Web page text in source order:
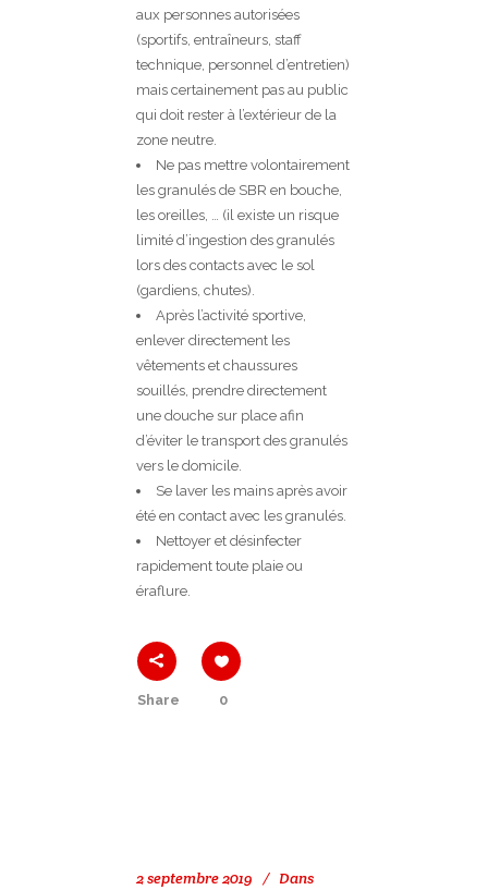
aux personnes autorisées
(sportifs, entraîneurs, staff
technique, personnel d’entretien)
mais certainement pas au public
qui doit rester à l’extérieur de la
zone neutre.
Ne pas mettre volontairement
les granulés de SBR en bouche,
les oreilles, … (il existe un risque
limité d’ingestion des granulés
lors des contacts avec le sol
(gardiens, chutes).
Après l’activité sportive,
enlever directement les
vêtements et chaussures
souillés, prendre directement
une douche sur place afin
d’éviter le transport des granulés
vers le domicile.
Se laver les mains après avoir
été en contact avec les granulés.
Nettoyer et désinfecter
rapidement toute plaie ou
éraflure.
Share 0
2 septembre 2019
Dans